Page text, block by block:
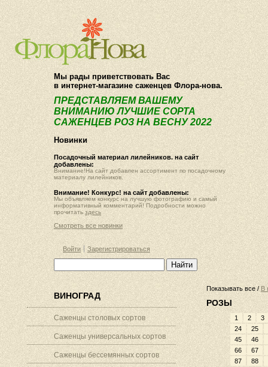
О компании Как купить
Мы рады приветствовать Вас
в интернет-магазине саженцев Флора-нова.
ПРЕДСТАВЛЯЕМ ВАШЕМУ
ВНИМАНИЮ ЛУЧШИЕ СОРТА
САЖЕНЦЕВ РОЗ НА ВЕСНУ 2022
Новинки
Посадочный материал лилейников. на сайт
добавлены:
Внимание!На сайт добавлен ассортимент по посадочному
материалу лилейников.
Внимание! Конкурс! на сайт добавлены:
Мы объявляем конкурс на лучшую фотографию и самый
информативный комментарий! Подробности можно
прочитать здесь
Смотреть все новинки
Войти Зарегистрироваться
ВИНОГРАД
Саженцы столовых сортов
Саженцы универсальных сортов
Саженцы бессемянных сортов
Показывать все / В
РОЗЫ
1 2
3
24
25
45
46
66
67
87
88